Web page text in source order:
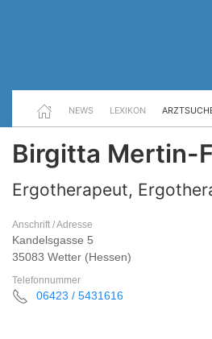
NEWS LEXIKON
Birgitta Mertin-
Ergotherapeut,
Anschrift / Adresse
Kandelsgasse 5
35083 Wetter (Hessen)
Telefonnummer
06423 / 5431616